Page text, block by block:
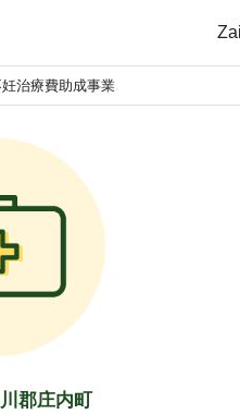
治療費助成事業
郡庄内町